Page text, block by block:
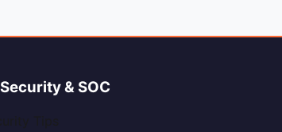
Security & SOC